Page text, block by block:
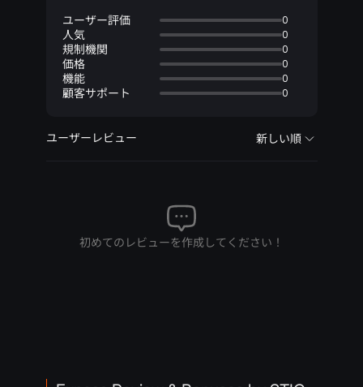
ユーザー評価 0
人気 0
規制機関 0
価格 0
機能 0
顧客サポート 0
ユーザーレビュー 新しい順
初めてのレビューを作成してください！